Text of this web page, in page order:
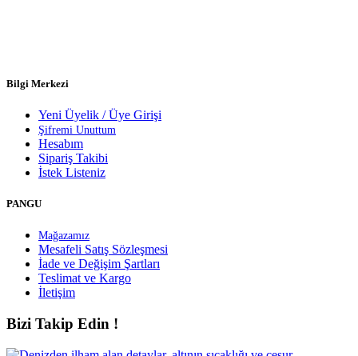
Bilgi Merkezi
Yeni Üyelik / Üye Girişi
Şifremi Unuttum
Hesabım
Sipariş Takibi
İstek Listeniz
PANGU
Mağazamız
Mesafeli Satış Sözleşmesi
İade ve Değişim Şartları
Teslimat ve Kargo
İletişim
Bizi Takip Edin !